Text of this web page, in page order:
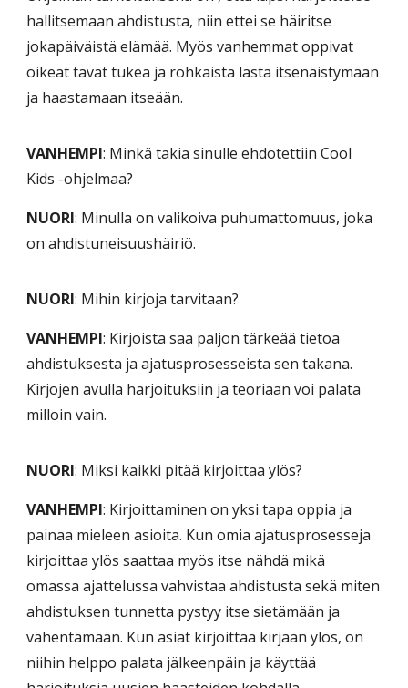
hallitsemaan ahdistusta, niin ettei se häiritse
jokapäiväistä elämää. Myös vanhemmat oppivat
oikeat tavat tukea ja rohkaista lasta itsenäistymään
ja haastamaan itseään.
VANHEMPI: Minkä takia sinulle ehdotettiin Cool
Kids -ohjelmaa?
NUORI: Minulla on valikoiva puhumattomuus, joka
on ahdistuneisuushäiriö.
NUORI: Mihin kirjoja tarvitaan?
VANHEMPI: Kirjoista saa paljon tärkeää tietoa
ahdistuksesta ja ajatusprosesseista sen takana.
Kirjojen avulla harjoituksiin ja teoriaan voi palata
milloin vain.
NUORI: Miksi kaikki pitää kirjoittaa ylös?
VANHEMPI: Kirjoittaminen on yksi tapa oppia ja
painaa mieleen asioita. Kun omia ajatusprosesseja
kirjoittaa ylös saattaa myös itse nähdä mikä
omassa ajattelussa vahvistaa ahdistusta sekä miten
ahdistuksen tunnetta pystyy itse sietämään ja
vähentämään. Kun asiat kirjoittaa kirjaan ylös, on
niihin helppo palata jälkeenpäin ja käyttää